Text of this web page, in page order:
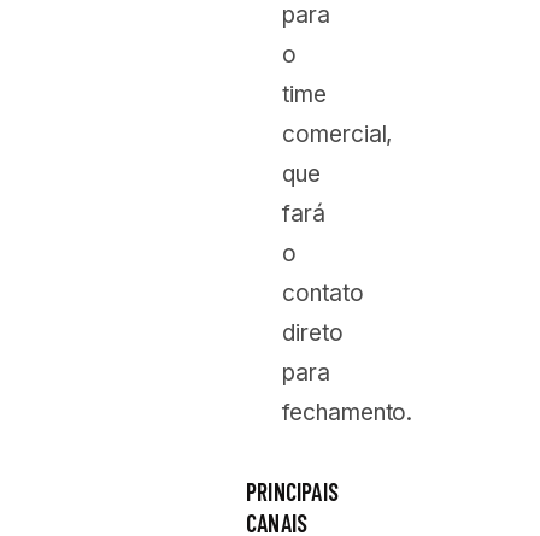
para
o
time
comercial,
que
fará
o
contato
direto
para
fechamento.
PRINCIPAIS
CANAIS